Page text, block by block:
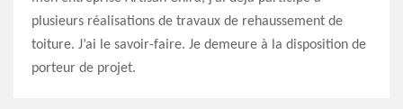
plusieurs réalisations de travaux de rehaussement de
toiture. J’ai le savoir-faire. Je demeure à la disposition de
porteur de projet.